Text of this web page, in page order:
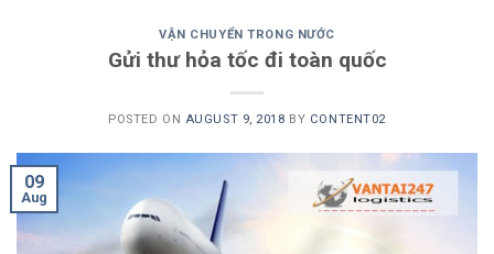
VẬN CHUYỂN TRONG NƯỚC
Gửi thư hỏa tốc đi toàn quốc
POSTED ON AUGUST 9, 2018 BY CONTENT02
09
Aug